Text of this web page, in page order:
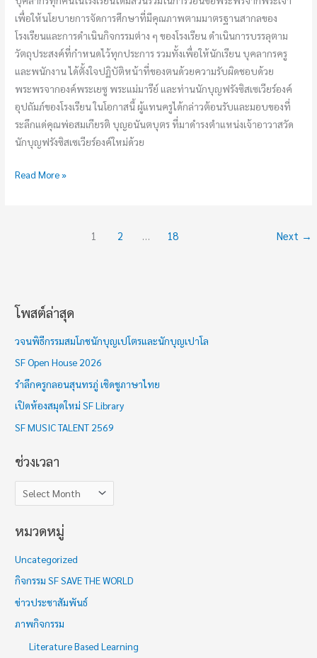
เพื่อให้นโยบายการจัดการศึกษาที่มีคุณภาพตามมาตรฐานสากลของ
โรงเรียนและการดำเนินกิจกรรมต่าง ๆ ของโรงเรียน ดำเนินการบรรลุตาม
วัตถุประสงค์ที่กำหนดไว้ทุกประการ รวมทั้งเพื่อให้นักเรียน บุคลากรครู
และพนักงาน ได้ตั้งใจปฏิบัติหน้าที่ของตนด้วยความรับผิดชอบด้วย
พระพรจากองค์พระเยซู พระแม่มารีย์ และท่านนักบุญฟรังซิสเซเวียร์องค์
อุปถัมภ์ของโรงเรียน ในโอกาสนี้ ผู้แทนครูได้กล่าวต้อนรับและมอบของที่
ระลึกแด่คุณพ่อสมเกียรติ บุญอนันตบุตร ที่มาดำรงตำแหน่งเจ้าอาวาสวัด
นักบุญฟรังซิสเซเวียร์องค์ใหม่ด้วย
Read More »
1 2 … 18 Next →
โพสต์ล่าสุด
วจนพิธีกรรมสมโภชนักบุญเปโตรและนักบุญเปาโล
SF Open House 2026
รำลึกครูกลอนสุนทรภู่ เชิดชูภาษาไทย
เปิดห้องสมุดใหม่ SF Library
SF MUSIC TALENT 2569
ช่วงเวลา
ช่
ง
เ
ว
ล
า
หมวดหมู่
Uncategorized
กิจกรรม SF SAVE THE WORLD
ข่าวประชาสัมพันธ์
ภาพกิจกรรม
Literature Based Learning